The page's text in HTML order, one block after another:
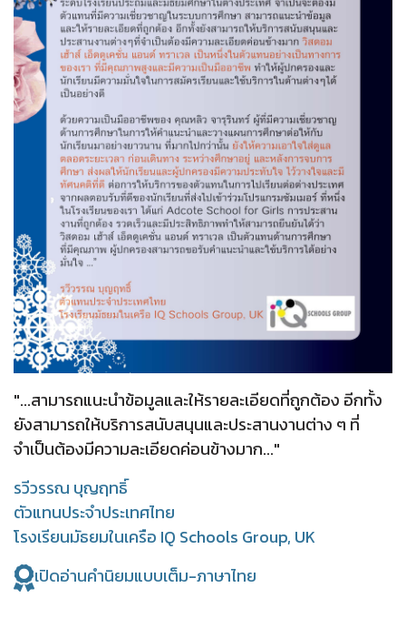
"...สามารถแนะนำข้อมูลและให้รายละเอียดที่ถูกต้อง อีกทั้ง
ยังสามารถให้บริการสนับสนุนและประสานงานต่าง ๆ ที่
จำเป็นต้องมีความละเอียดค่อนข้างมาก..."
รวีวรรณ บุญฤทธิ์
ตัวแทนประจำประเทศไทย
โรงเรียนมัธยมในเครือ IQ Schools Group, UK
เปิดอ่านคำนิยมแบบเต็ม-ภาษาไทย